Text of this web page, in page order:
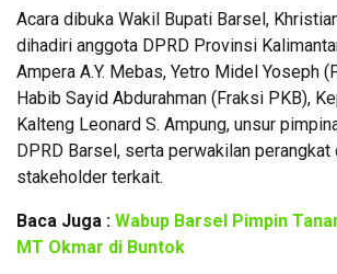
Acara dibuka Wakil Bupati Barsel,
dihadiri anggota DPRD Provinsi
Ampera A.Y. Mebas, Yetro Midel Yoseph
Habib Sayid Abdurahman (Fraksi PKB),
Kalteng Leonard S. Ampung, unsur
DPRD Barsel, serta perwakilan perangkat
stakeholder terkait.
Baca Juga : Wabup Barsel Pimpin
MT Okmar di Buntok